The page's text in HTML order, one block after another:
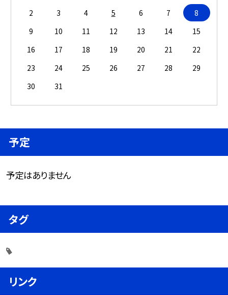
2
3 4 5 6 7
8
9
10 11 12 13 14
15
16
17 18 19 20 21
22
23
24 25 26 27 28
29
30
31
予定
予定はありません
タグ
リンク